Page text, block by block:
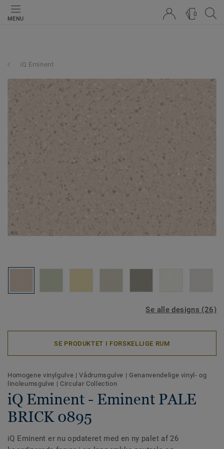
MENU
0
iQ Eminent
Se alle designs (26)
SE PRODUKTET I FORSKELLIGE RUM
Homogene vinylgulve |Vådrumsgulve | Genanvendelige vinyl- og
linoleumsgulve | Circular Collection
iQ Eminent - Eminent PALE
BRICK 0895
iQ Eminent er nu opdateret med en ny palet af 26